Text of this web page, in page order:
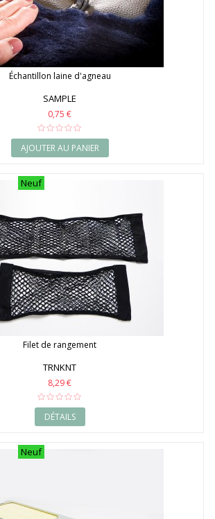
Échantillon laine d'agneau
SAMPLE
0,75 €
AJOUTER AU PANIER
Neuf
Filet de rangement
TRNKNT
8,29 €
DÉTAILS
Neuf